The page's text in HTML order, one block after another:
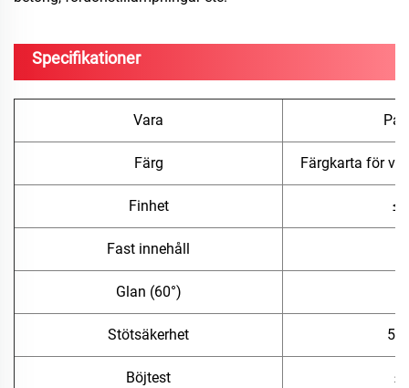
Specifikationer
Vara
Färg Färgkarta för
Finhet
Fast innehåll
Glan (60°)
Stötsäkerhet 50
Böjtest